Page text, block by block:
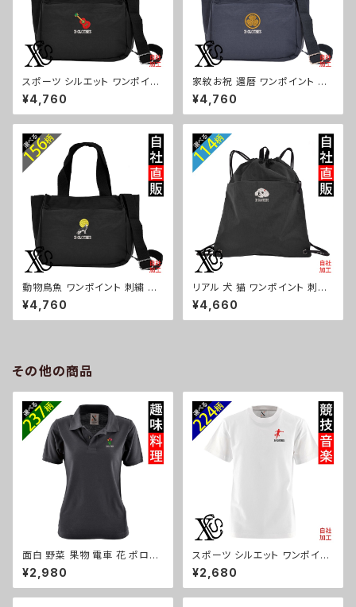
スポーツ シルエット ワンポイン
ト 刺繍トート ショルダーバッグ
カジュアル 軽量 レディース メン
ズ 雑貨 グッズ 自社ブランド 柄
バスケ テニス 和太鼓 大相撲 or
i-a-bg181-b08-s
¥4,760
家紋お祝 還暦 ワンポイント 刺
繍トート ショルダーバッグ カジ
ュアル 軽量 レディース メンズ
雑貨 グッズ 自社ブランド 柄 丸
木瓜 蔦 桐 ロゴ スカル ori-a-b
g181-b07-s
¥4,760
動物鳥魚 ワンポイント 刺繍 ト
ート ショルダーバッグ カジュア
ル 軽量 レディース メンズ 雑貨
グッズ 自社ブランド 柄 馬 豚 魚
¥4,760
リアル 犬 猫 ワンポイント 刺繍
撥水 ナイロン ナップサック メン
ズ 大容量 ジム サブバッグ レデ
ィース 雑貨 グッズ 自社ブランド
¥4,660
その他の商品
面白 野菜 果物 電車 花 ポロシ
ャツ リアル 刺繍 プレゼント 半
袖 レディース オリジナル 無地
ワンポイント ロゴ おしゃれ ゴル
¥2,980
スポーツ シルエット ワンポイン
ト 刺繍 プレゼント 5.6oz オリ
ジナル 半袖 Tシャツ メンズ ロ
ゴ おしゃれ tシャツ 無地 カット
¥2,680